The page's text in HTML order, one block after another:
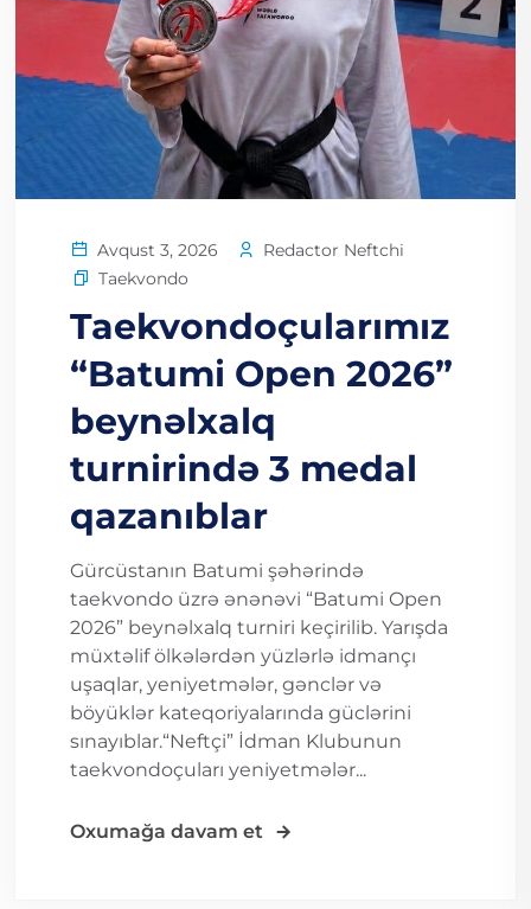
Avqust 3, 2026
Redactor Neftchi
Taekvondo
Taekvondoçularımız
“Batumi Open 2026”
beynəlxalq
turnirində 3 medal
qazanıblar
Gürcüstanın Batumi şəhərində
taekvondo üzrə ənənəvi “Batumi Open
2026” beynəlxalq turniri keçirilib. Yarışda
müxtəlif ölkələrdən yüzlərlə idmançı
uşaqlar, yeniyetmələr, gənclər və
böyüklər kateqoriyalarında güclərini
sınayıblar.“Neftçi” İdman Klubunun
taekvondoçuları yeniyetmələr...
Oxumağa davam et